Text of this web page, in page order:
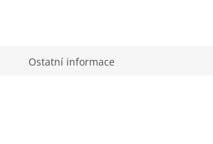
Ostatní informace